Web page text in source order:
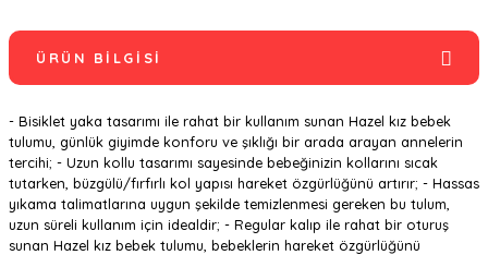
ÜRÜN BILGISI
- Bisiklet yaka tasarımı ile rahat bir kullanım sunan Hazel kız bebek
tulumu, günlük giyimde konforu ve şıklığı bir arada arayan annelerin
tercihi; - Uzun kollu tasarımı sayesinde bebeğinizin kollarını sıcak
tutarken, büzgülü/fırfırlı kol yapısı hareket özgürlüğünü artırır; - Hassas
yıkama talimatlarına uygun şekilde temizlenmesi gereken bu tulum,
uzun süreli kullanım için idealdir; - Regular kalıp ile rahat bir oturuş
sunan Hazel kız bebek tulumu, bebeklerin hareket özgürlüğünü